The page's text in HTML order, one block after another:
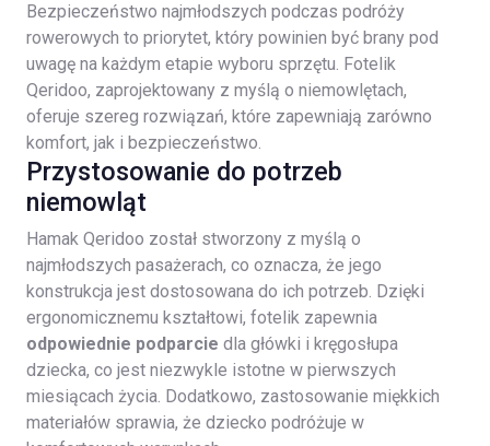
Bezpieczeństwo najmłodszych podczas podróży
rowerowych to priorytet, który powinien być brany pod
uwagę na każdym etapie wyboru sprzętu. Fotelik
Qeridoo, zaprojektowany z myślą o niemowlętach,
oferuje szereg rozwiązań, które zapewniają zarówno
komfort, jak i bezpieczeństwo.
Przystosowanie do potrzeb
niemowląt
Hamak Qeridoo został stworzony z myślą o
najmłodszych pasażerach, co oznacza, że jego
konstrukcja jest dostosowana do ich potrzeb. Dzięki
ergonomicznemu kształtowi, fotelik zapewnia
odpowiednie podparcie dla główki i kręgosłupa
dziecka, co jest niezwykle istotne w pierwszych
miesiącach życia. Dodatkowo, zastosowanie miękkich
materiałów sprawia, że dziecko podróżuje w